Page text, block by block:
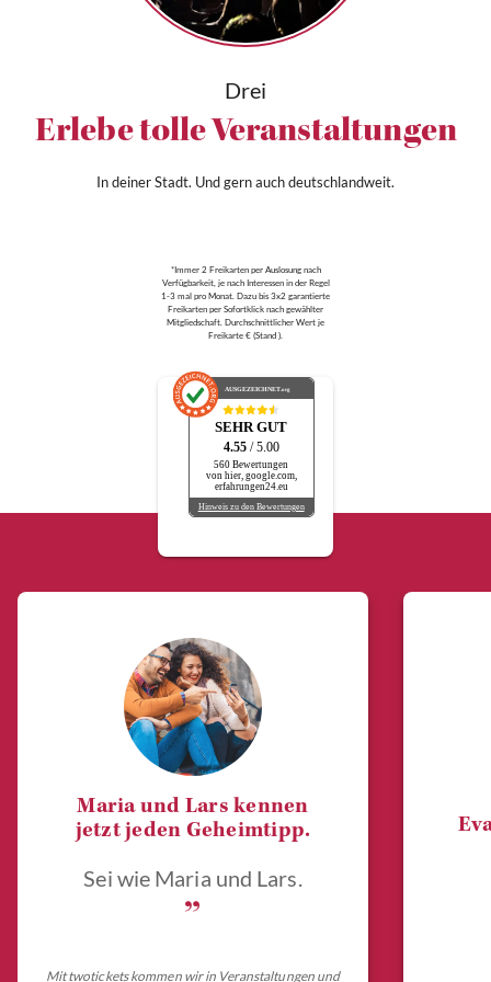
Drei
Erlebe tolle Veranstaltungen
In deiner Stadt. Und gern auch deutschlandweit.
*Immer 2 Freikarten per Auslosung nach
Verfügbarkeit, je nach Interessen in der Regel
1-3 mal pro Monat. Dazu bis 3x2 garantierte
Freikarten per Sofortklick nach gewählter
Mitgliedschaft. Durchschnittlicher Wert je
Freikarte € (Stand ).
AUSGEZEICHNET.org
SEHR GUT
4.55 / 5.00
560 Bewertungen
von hier, google.com,
erfahrungen24.eu
Hinweis zu den Bewertungen
Maria und Lars kennen
jetzt jeden Geheimtipp.
Sei wie Maria und Lars.
„
Mit twotickets kommen wir in Veranstaltungen und